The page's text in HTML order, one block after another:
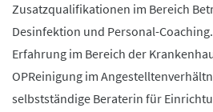
Zusatzqualifikationen im Bereich
Desinfektion und Personal-
Erfahrung im Bereich der
OPReinigung im
selbstständige Beraterin für